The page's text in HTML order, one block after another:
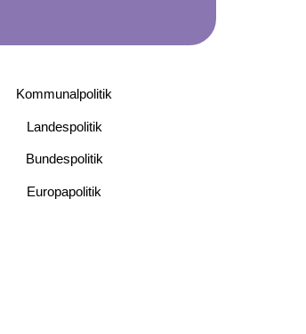
Kommunalpolitik
Landespolitik
Bundespolitik
Europapolitik